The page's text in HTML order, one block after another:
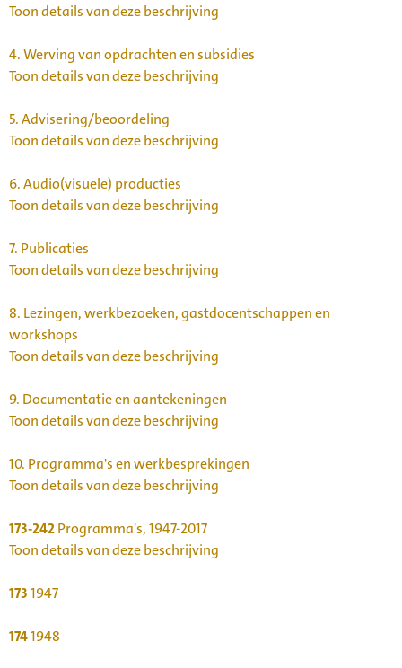
Toon details van deze beschrijving
4.Werving van opdrachten en subsidies
Toon details van deze beschrijving
5.Advisering/beoordeling
Toon details van deze beschrijving
6.Audio(visuele) producties
Toon details van deze beschrijving
7. Publicaties
Toon details van deze beschrijving
8. Lezingen, werkbezoeken, gastdocentschappen en
workshops
Toon details van deze beschrijving
9. Documentatie en aantekeningen
Toon details van deze beschrijving
10. Programma's en werkbesprekingen
Toon details van deze beschrijving
173-242Programma's, 1947-2017
Toon details van deze beschrijving
1731947
1741948